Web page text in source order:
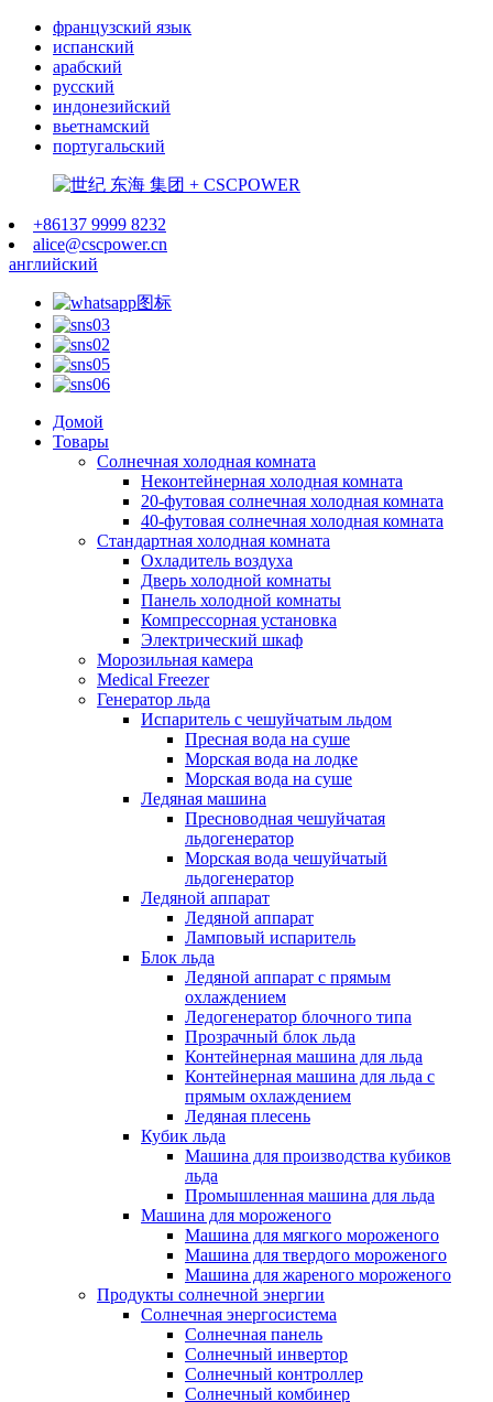
французский язык
испанский
арабский
русский
индонезийский
вьетнамский
португальский
+86137 9999 8232
alice@cscpower.cn
английский
Домой
Товары
Солнечная холодная комната
Неконтейнерная холодная комната
20-футовая солнечная холодная комната
40-футовая солнечная холодная комната
Стандартная холодная комната
Охладитель воздуха
Дверь холодной комнаты
Панель холодной комнаты
Компрессорная установка
Электрический шкаф
Морозильная камера
Medical Freezer
Генератор льда
Испаритель с чешуйчатым льдом
Пресная вода на суше
Морская вода на лодке
Морская вода на суше
Ледяная машина
Пресноводная чешуйчатая
льдогенератор
Морская вода чешуйчатый
льдогенератор
Ледяной аппарат
Ледяной аппарат
Ламповый испаритель
Блок льда
Ледяной аппарат с прямым
охлаждением
Ледогенератор блочного типа
Прозрачный блок льда
Контейнерная машина для льда
Контейнерная машина для льда с
прямым охлаждением
Ледяная плесень
Кубик льда
Машина для производства кубиков
льда
Промышленная машина для льда
Машина для мороженого
Машина для мягкого мороженого
Машина для твердого мороженого
Машина для жареного мороженого
Продукты солнечной энергии
Солнечная энергосистема
Солнечная панель
Солнечный инвертор
Солнечный контроллер
Солнечный комбинер